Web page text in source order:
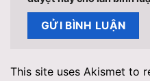
This site uses Akismet to